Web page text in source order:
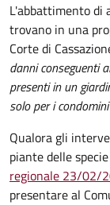
L'abbattimento di
trovano in una
Corte di
danni conseguenti
presenti in un
solo per i
Qualora gli
piante delle
regionale 23/02/
presentare al